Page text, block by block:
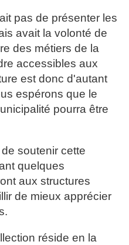
pas de présenter les
avait la volonté de
des métiers de la
accessibles aux
est donc d'autant
espérons que le
pourra être
soutenir cette
quelques
aux structures
de mieux apprécier
réside en la